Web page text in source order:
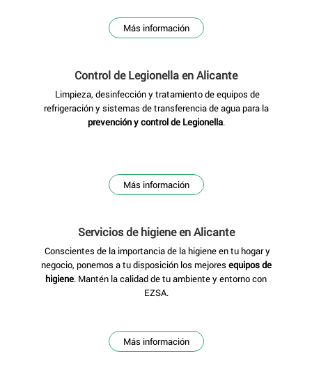
Más información
Control de Legionellaen Alicante
Limpieza, desinfección y tratamiento de equipos de
refrigeración y sistemas de transferencia de agua para la
prevención y control de Legionella.
Más información
Servicios de higieneen Alicante
Conscientes de la importancia de la higiene en tu hogar y
negocio, ponemos a tu disposición los mejores equipos de
higiene. Mantén la calidad de tu ambiente y entorno con
EZSA.
Más información